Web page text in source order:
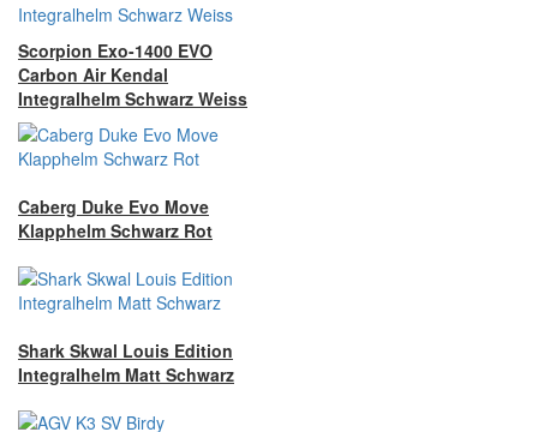
Scorpion Exo-1400 EVO
Carbon Air Kendal
Integralhelm Schwarz Weiss
Caberg Duke Evo Move
Klapphelm Schwarz Rot
Shark Skwal Louis Edition
Integralhelm Matt Schwarz